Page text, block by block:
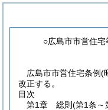
○広島市市営住宅
広島市市営住宅条例(
改正する。
目次
第1章
総則 (第1条～